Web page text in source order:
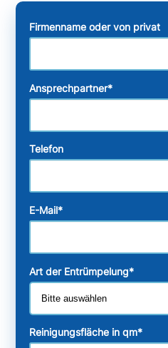
Firmenname oder von privat
Ansprechpartner*
Telefon
E-Mail*
Art der Entrümpelung*
Reinigungsfläche in qm*